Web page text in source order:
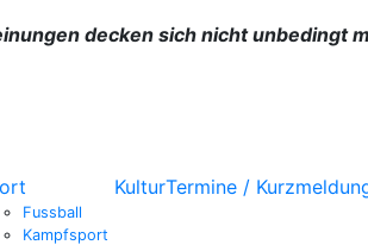
decken sich nicht unbedingt
Fussball
Kampfsport
KulturTermine /